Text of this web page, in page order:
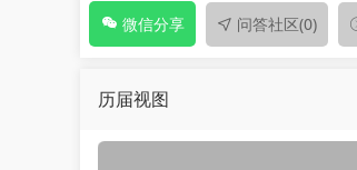
微信分享 问答社区(0)
历届视图